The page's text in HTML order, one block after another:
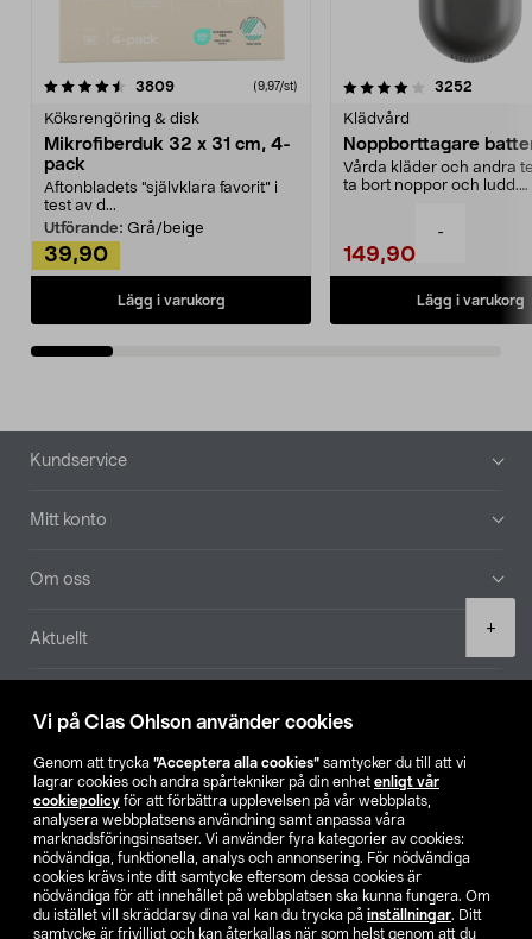
Vi på Clas Ohlson använder cookies
Genom att trycka ”Acceptera alla cookies” samtycker du till att vi
lagrar cookies och andra spårtekniker på din enhet enligt vår
cookiepolicy för att förbättra upplevelsen på vår webbplats,
analysera webbplatsens användning samt anpassa våra
marknadsföringsinsatser. Vi använder fyra kategorier av cookies:
nödvändiga, funktionella, analys och annonsering. För nödvändiga
cookies krävs inte ditt samtycke eftersom dessa cookies är
nödvändiga för att innehållet på webbplatsen ska kunna fungera. Om
du istället vill skräddarsy dina val kan du trycka på inställningar. Ditt
samtycke är frivilligt och kan återkallas när som helst genom att du
-
+
3809recensioner (9,97/st)
Köksrengöring & disk
Mikrofiberduk 32 x 31 cm, 4-
pack
Aftonbladets "självklara favorit” i
test av d...
Utförande: Grå/beige
39,90
Lägg i varukorg
4.0av 5 stjärnor 3252
Klädvård
Noppborttagare
Vårda kläder och andra
ta bort noppor och ludd.
149,90
Lägg i varukorg
4.5av 5 stjärnor
Sidfot
Kundservice
Mitt konto
Om oss
Aktuellt
Hitta butik
SE NO FI